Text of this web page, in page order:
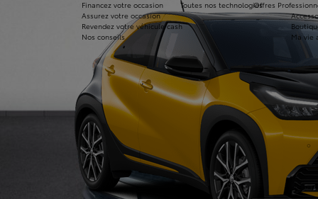
Financez votre occasion
Assurez votre occasion
Revendez votre véhicule cash
Nos conseils
Toutes nos technologiesOffres
Ma vie